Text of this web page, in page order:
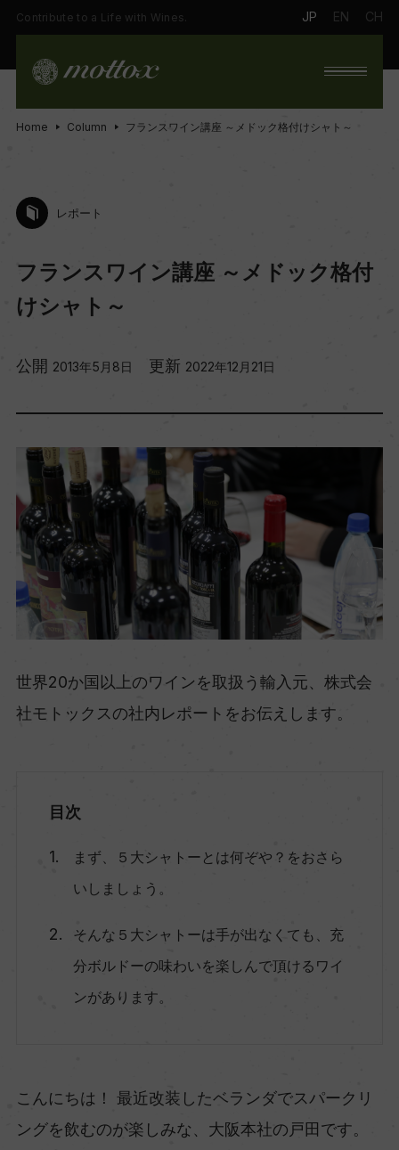
Contribute to a Life with Wines. JP EN CH
Home Column フランスワイン講座 ～メドック格付けシャト～
レポート
フランスワイン講座 ～メドック格付
けシャト～
公開 2013年5月8日 更新 2022年12月21日
世界20か国以上のワインを取扱う輸入元、株式会
社モトックスの社内レポートをお伝えします。
目次
まず、５大シャトーとは何ぞや？をおさら
いしましょう。
そんな５大シャトーは手が出なくても、充
分ボルドーの味わいを楽しんで頂けるワイ
ンがあります。
こんにちは！ 最近改装したベランダでスパークリ
ングを飲むのが楽しみな、大阪本社の戸田です。